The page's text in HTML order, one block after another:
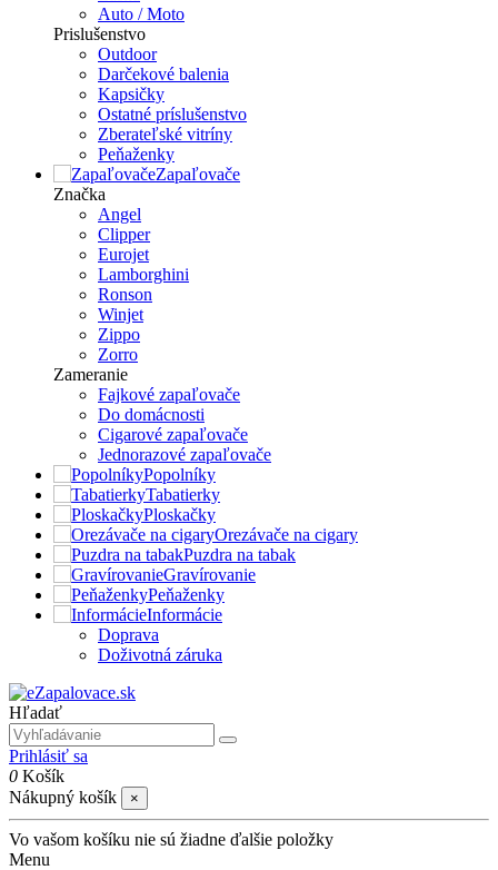
Auto / Moto
Prislušenstvo
Outdoor
Darčekové balenia
Kapsičky
Ostatné príslušenstvo
Zberateľské vitríny
Peňaženky
Zapaľovače
Značka
Angel
Clipper
Eurojet
Lamborghini
Ronson
Winjet
Zippo
Zorro
Zameranie
Fajkové zapaľovače
Do domácnosti
Cigarové zapaľovače
Jednorazové zapaľovače
Popolníky
Tabatierky
Ploskačky
Orezávače na cigary
Puzdra na tabak
Gravírovanie
Peňaženky
Informácie
Doprava
Doživotná záruka
Hľadať
Prihlásiť sa
0 Košík
Nákupný košík
×
Vo vašom košíku nie sú žiadne ďalšie položky
Menu